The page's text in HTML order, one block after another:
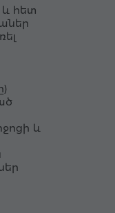
էին՝ անգամ
պաշարումը։
հետ
և